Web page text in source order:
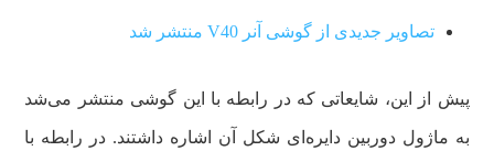
تصاویر جدیدی از گوشی آنر V40 منتشر شد
پیش از این، شایعاتی که در رابطه با این گوشی منتشر می‌شد
به ماژول دوربین دایره‌ای شکل آن اشاره داشتند. در رابطه با